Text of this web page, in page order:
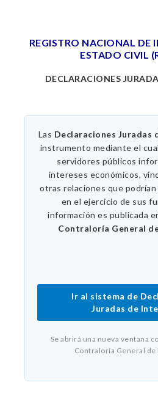
REGISTRO NACIONAL DE
ESTADO CIVIL
DECLARACIONES
Las Declaraciones Juradas
instrumento mediante el
servidores públicos
intereses económicos,
otras relaciones que
en el ejercicio de sus
información es publicada
Contraloría General
Ir al sistema de
Juradas de
Se abrirá una nueva ventana
Contraloría General de